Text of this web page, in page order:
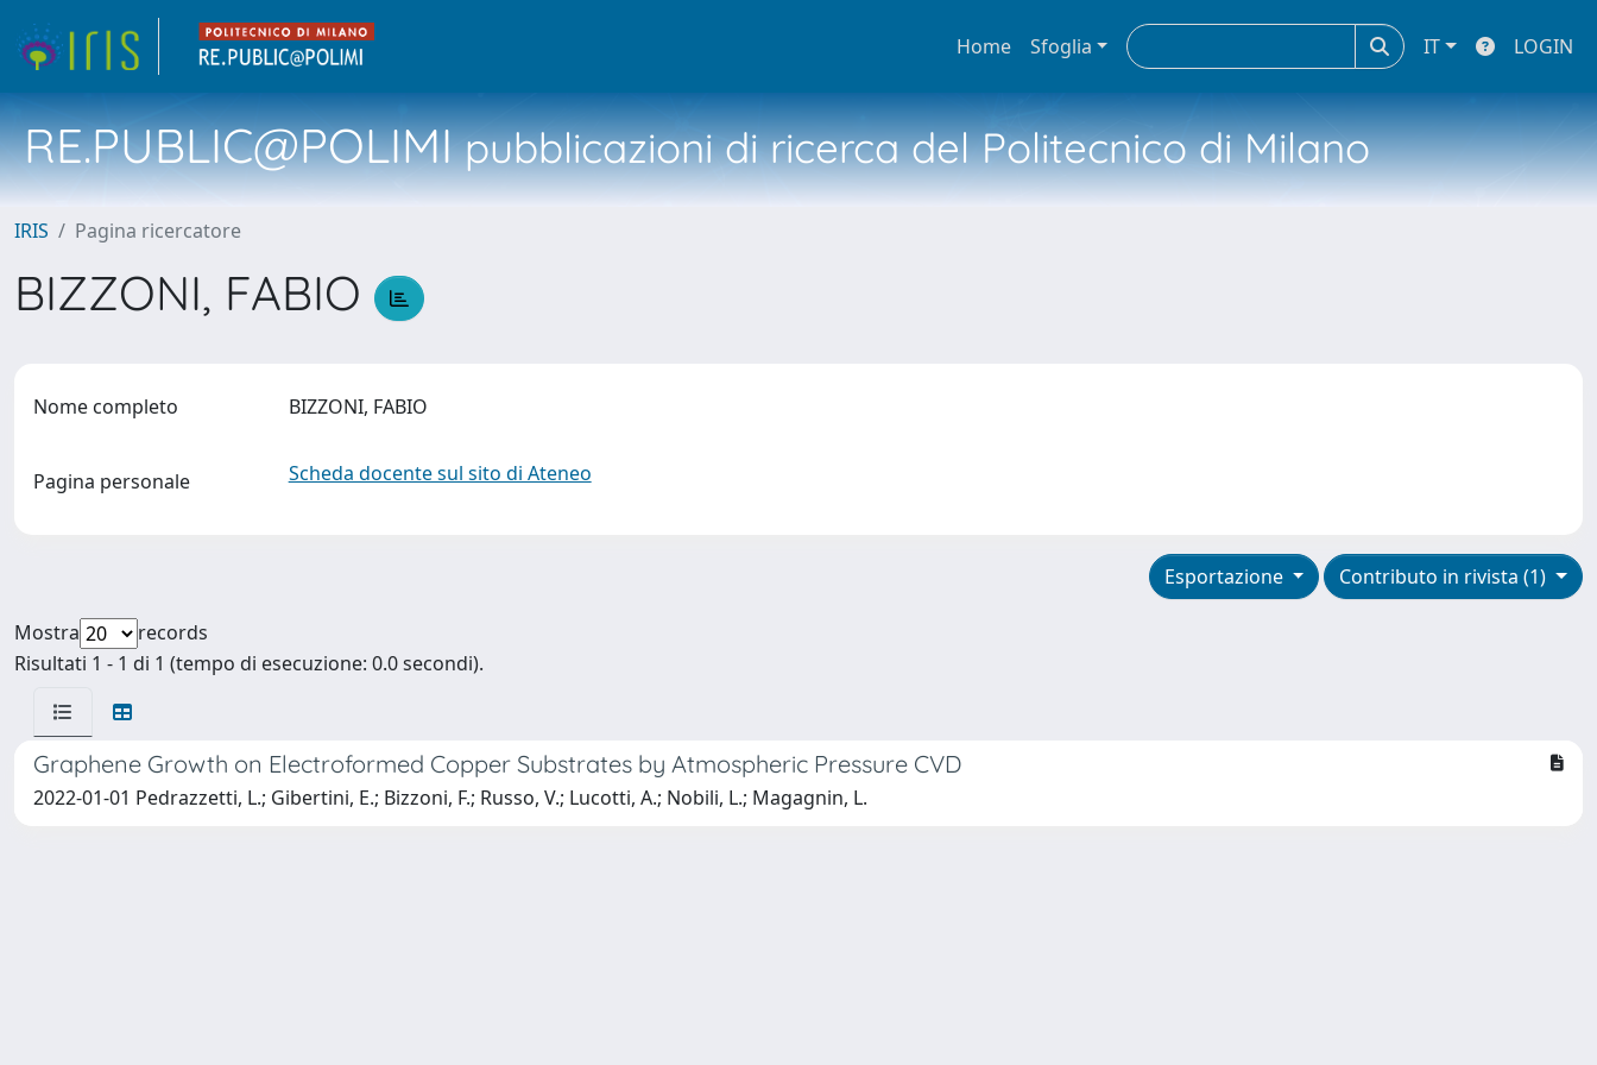
Home Sfoglia IT LOGIN
RE.PUBLIC@POLIMIpubblicazioni di ricerca del Politecnico di Milano
IRIS Pagina ricercatore
BIZZONI, FABIO
Nome completo BIZZONI, FABIO
Pagina personale Scheda docente sul sito di Ateneo
Contributo in rivista (1)
Esportazione
Mostra
records
Risultati 1 - 1 di 1 (tempo di esecuzione: 0.0 secondi).
Graphene Growth on Electroformed Copper Substrates by Atmospheric Pressure CVD
2022-01-01 Pedrazzetti, L.; Gibertini, E.; Bizzoni, F.; Russo, V.; Lucotti, A.; Nobili, L.; Magagnin, L.